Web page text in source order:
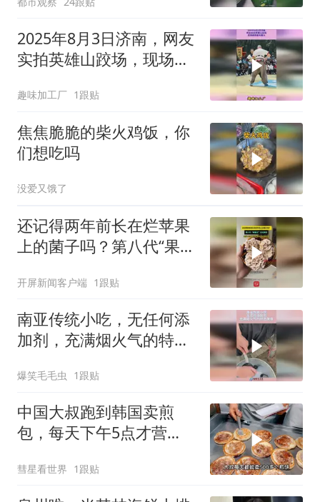
冬瓜餐也是蛮厉害的
2025年8月3日济南，网友
实拍英雄山跤场，现场画
趣味加工厂 1跟贴
焦焦脆脆的柴火鸡饭，你
们想吃吗
没爱又饿了
还记得两年前长在烂苹果
上的菌子吗？第八代“果菌
都好吃，现开启全网征名
（来源
开屏新闻客户端 1跟贴
南亚传统小吃，无任何添
加剂，充满烟火气的特色
爆笑毛毛虫 1跟贴
中国大叔跑到韩国卖煎
包，每天下午5点才营
彗星看世界 1跟贴